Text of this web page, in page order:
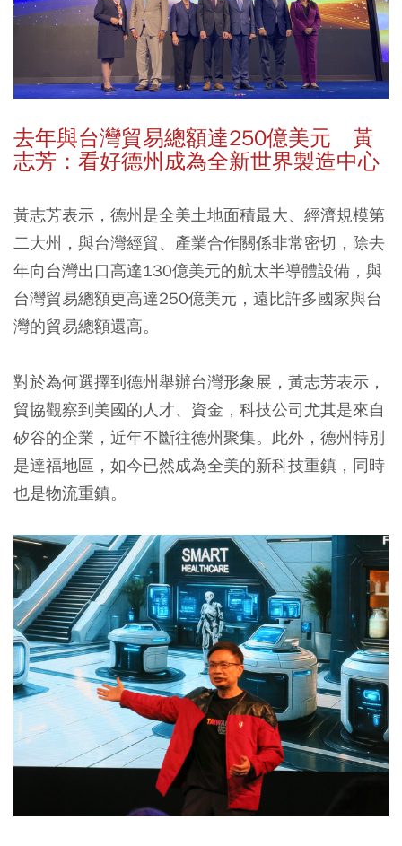
去年與台灣貿易總額達250億美元 黃
志芳：看好德州成為全新世界製造中心
黃志芳表示，德州是全美土地面積最大、經濟規模第
二大州，與台灣經貿、產業合作關係非常密切，除去
年向台灣出口高達130億美元的航太半導體設備，與
台灣貿易總額更高達250億美元，遠比許多國家與台
灣的貿易總額還高。
對於為何選擇到德州舉辦台灣形象展，黃志芳表示，
貿協觀察到美國的人才、資金，科技公司尤其是來自
矽谷的企業，近年不斷往德州聚集。此外，德州特別
是達福地區，如今已然成為全美的新科技重鎮，同時
也是物流重鎮。